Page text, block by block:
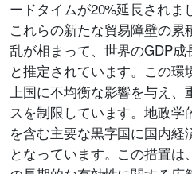
ードタイムが20%延長されま
これらの新たな貿易障壁の
乱が相まって、世界のGDP
と推定されています。この
上国に不均衡な影響を与え、
スを制限しています。地政学
を含む主要な黒字国に国内経
となっています。この措置